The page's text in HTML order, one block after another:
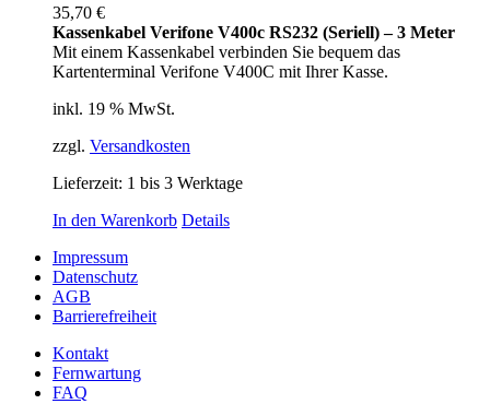
35,70 €
Kassenkabel Verifone V400c RS232 (Seriell) – 3 Meter
Mit einem Kassenkabel verbinden Sie bequem das
Kartenterminal Verifone V400C mit Ihrer Kasse.
inkl. 19 % MwSt.
zzgl. Versandkosten
Lieferzeit: 1 bis 3 Werktage
In den Warenkorb Details
Impressum
Datenschutz
AGB
Barrierefreiheit
Kontakt
Fernwartung
FAQ